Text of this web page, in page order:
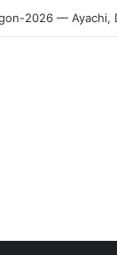
2026 — Ayachi,